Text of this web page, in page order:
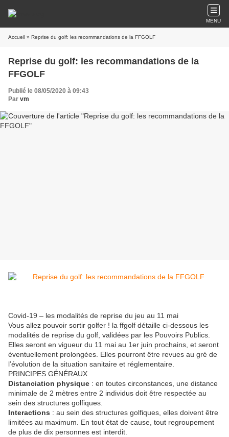
MENU
Accueil » Reprise du golf: les recommandations de la FFGOLF
Reprise du golf: les recommandations de la
FFGOLF
Publié le 08/05/2020 à 09:43
Par vm
Covid-19 – les modalités de reprise du jeu au 11 mai
Vous allez pouvoir sortir golfer ! la ffgolf détaille ci-dessous les
modalités de reprise du golf, validées par les Pouvoirs Publics.
Elles seront en vigueur du 11 mai au 1er juin prochains, et seront
éventuellement prolongées. Elles pourront être revues au gré de
l’évolution de la situation sanitaire et réglementaire.
PRINCIPES GÉNÉRAUX
Distanciation physique : en toutes circonstances, une distance
minimale de 2 mètres entre 2 individus doit être respectée au
sein des structures golfiques.
Interactions : au sein des structures golfiques, elles doivent être
limitées au maximum. En tout état de cause, tout regroupement
de plus de dix personnes est interdit.